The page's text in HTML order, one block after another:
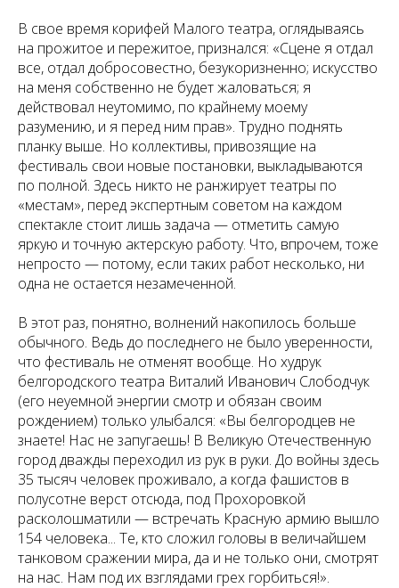
В свое время корифей Малого театра, оглядываясь
на прожитое и пережитое, признался: «Сцене я отдал
все, отдал добросовестно, безукоризненно; искусство
на меня собственно не будет жаловаться; я
действовал неутомимо, по крайнему моему
разумению, и я перед ним прав». Трудно поднять
планку выше. Но коллективы, привозящие на
фестиваль свои новые постановки, выкладываются
по полной. Здесь никто не ранжирует театры по
«местам», перед экспертным советом на каждом
спектакле стоит лишь задача — отметить самую
яркую и точную актерскую работу. Что, впрочем, тоже
непросто — потому, если таких работ несколько, ни
одна не остается незамеченной.
В этот раз, понятно, волнений накопилось больше
обычного. Ведь до последнего не было уверенности,
что фестиваль не отменят вообще. Но худрук
белгородского театра Виталий Иванович Слободчук
(его неуемной энергии смотр и обязан своим
рождением) только улыбался: «Вы белгородцев не
знаете! Нас не запугаешь! В Великую Отечественную
город дважды переходил из рук в руки. До войны здесь
35 тысяч человек проживало, а когда фашистов в
полусотне верст отсюда, под Прохоровкой
расколошматили — встречать Красную армию вышло
154 человека... Те, кто сложил головы в величайшем
танковом сражении мира, да и не только они, смотрят
на нас. Нам под их взглядами грех горбиться!».